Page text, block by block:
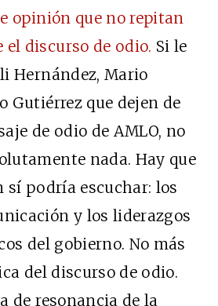
opinión que no repitan
el discurso de odio. Si le
Hernández, Mario
Gutiérrez que dejen de
de odio de AMLO, no
nada. Hay que
sí podría escuchar: los
y los liderazgos
del gobierno. No más
del discurso de odio.
de resonancia de la